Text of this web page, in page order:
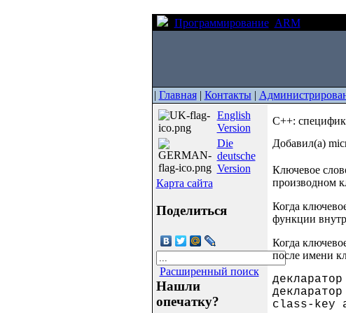
Программирование ARM
| Главная| Контакты|
English
Version
Die
deutsche
Version
Карта сайта
Поделиться
Расширенный поиск
Нашли
опечатку?
C++:
Добавил(а)
Ключевое
производном
Когда
функции
Когда
после имени
class-key